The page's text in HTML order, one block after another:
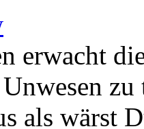
erwacht
als wärst